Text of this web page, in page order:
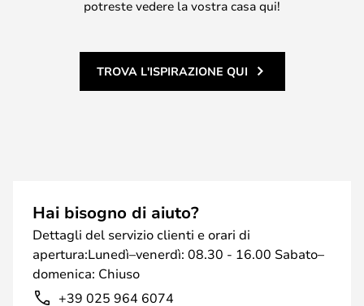
potreste vedere la vostra casa qui!
TROVA L'ISPIRAZIONE QUI
Hai bisogno di aiuto?
Dettagli del servizio clienti e orari di
apertura:Lunedì–venerdì: 08.30 - 16.00 Sabato–
domenica: Chiuso
+39 025 964 6074